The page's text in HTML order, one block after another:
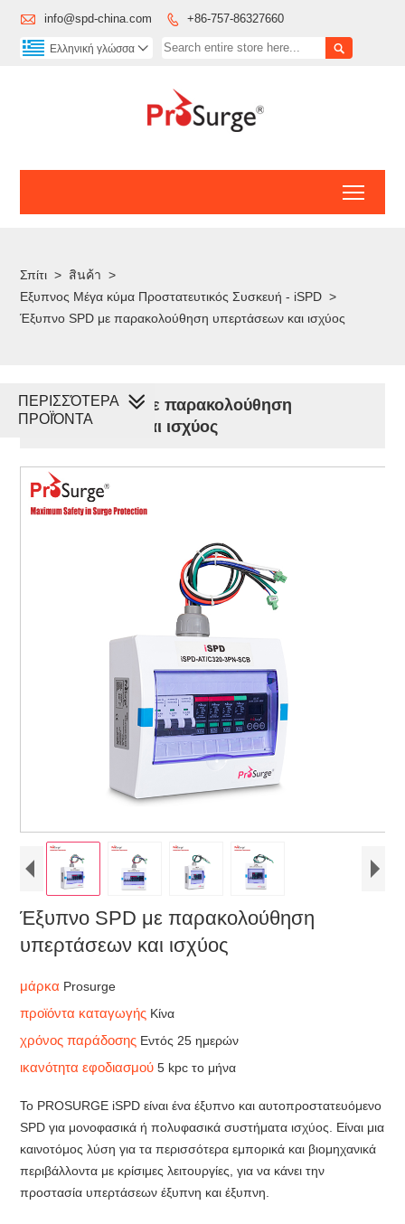
 info@spd-china.com  +86-757-86327660

Ελληνική γλώσσα 
Σπίτι > สินค้า >
Εξυπνος Μέγα κύμα Προστατευτικός Συσκευή - iSPD >
Έξυπνο SPD με παρακολούθηση υπερτάσεων και ισχύος
Έξυπνο SPD με παρακολούθηση
υπερτάσεων και ισχύος
Έξυπνο SPD με παρακολούθηση
υπερτάσεων και ισχύος
μάρκα Prosurge
προϊόντα καταγωγής Κίνα
χρόνος παράδοσης Εντός 25 ημερών
ικανότητα εφοδιασμού5 kpc το μήνα
Το PROSURGE iSPD είναι ένα έξυπνο και αυτοπροστατευόμενο
SPD για μονοφασικά ή πολυφασικά συστήματα ισχύος. Είναι μια
καινοτόμος λύση για τα περισσότερα εμπορικά και βιομηχανικά
περιβάλλοντα με κρίσιμες λειτουργίες, για να κάνει την
προστασία υπερτάσεων έξυπνη και έξυπνη.
ΠΕΡΙΣΣΌΤΕΡΑ
ΠΡΟΪΌΝΤΑ